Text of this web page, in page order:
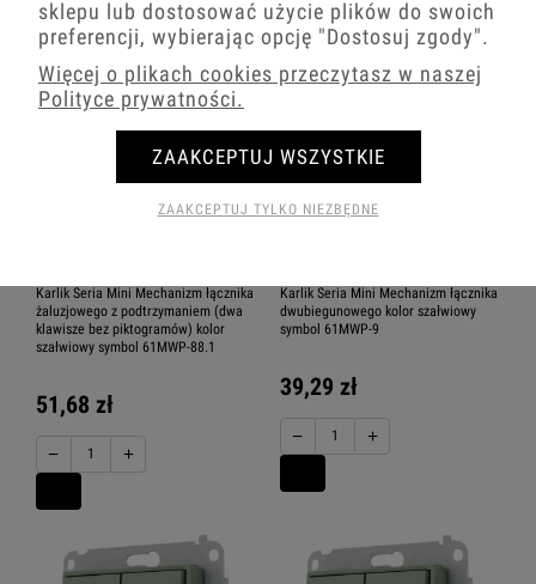
Karlik Seria Mini Mechanizm łącznika
żaluzjowego z podtrzymaniem (dwa
klawisze bez piktogramów) kolor
szałwiowy symbol 61MWP-88.1
51,68 zł
− +
Karlik Seria Mini Mechanizm łącznika
dwubiegunowego kolor szałwiowy
symbol 61MWP-9
39,29 zł
− +
sklepu lub dostosować użycie plików do swoich
preferencji, wybierając opcję "Dostosuj zgody".
Więcej o plikach cookies przeczytasz w naszej
Polityce prywatności.
ZAAKCEPTUJ TYLKO NIEZBĘDNE
ZAAKCEPTUJ WSZYSTKIE